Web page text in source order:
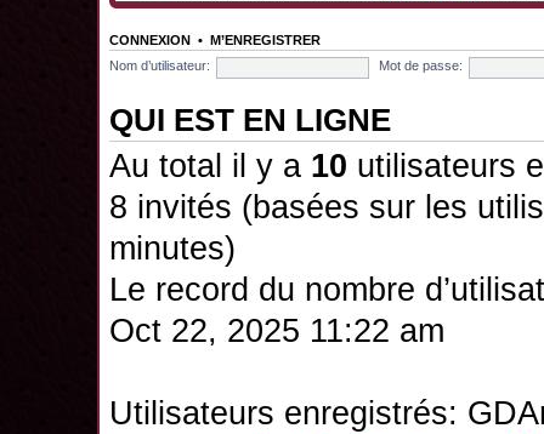
CONNEXION • M’ENREGISTRER
Nom d’utilisateur:
Mot de passe:
QUI EST EN LIGNE
Au total il y a 10 utilisateurs
8 invités (basées sur les
minutes)
Le record du nombre
Oct 22, 2025 11:22 am
Utilisateurs enregistrés: